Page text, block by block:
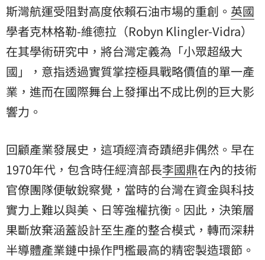
斯灣航運受阻對高度依賴石油市場的重創。 英國
學者克林格勒-維德拉（Robyn Klingler-Vidra）
在其學術研究中，將台灣定義為「小眾超級大
國」，意指透過實質掌控極具戰略價值的單一產
業，進而在國際舞台上發揮出不成比例的巨大影
響力。
回顧產業發展史，這項經濟奇蹟絕非偶然。早在
1970年代，包含時任經濟部長李國鼎在內的技術
官僚團隊便敏銳察覺，當時的台灣在資金與科技
實力上難以與美、日等強權抗衡。因此，決策層
果斷放棄涵蓋設計至生產的整合模式，轉而深耕
半導體產業鏈中操作門檻最高的精密製造環節。